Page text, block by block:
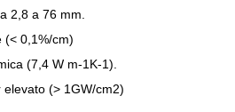
2,8 a 76 mm.
(< 0,1%/cm)
(7,4 W m-1K-1).
(> 1GW/cm2)